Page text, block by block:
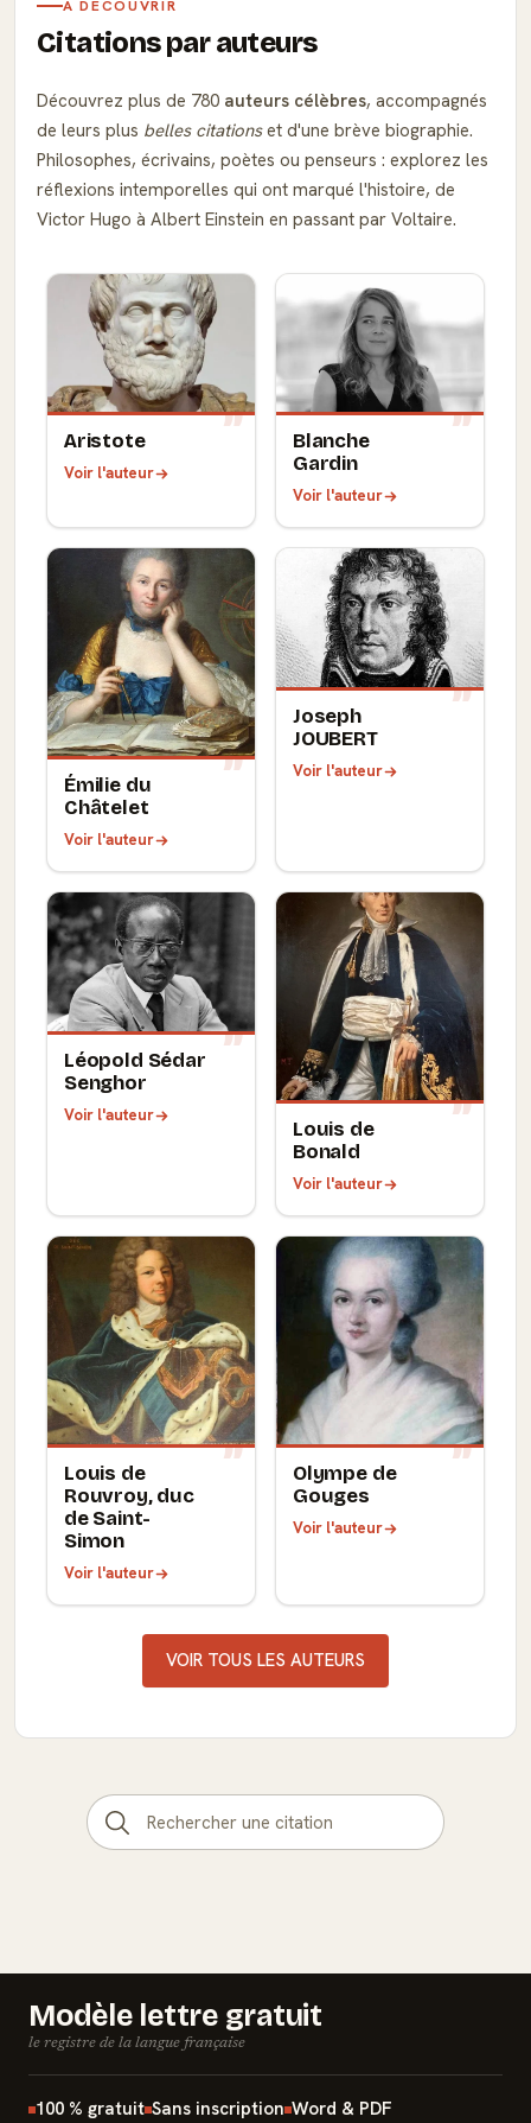
À DÉCOUVRIR
Citations par auteurs
Découvrez plus de 780 auteurs célèbres, accompagnés
de leurs plus belles citationset d'une brève biographie.
Philosophes, écrivains, poètes ou penseurs : explorez les
réflexions intemporelles qui ont marqué l'histoire, de
Victor Hugo à Albert Einstein en passant par Voltaire.
Aristote
Voir l'auteur
Blanche
Gardin
Voir l'auteur
Émilie du
Châtelet
Voir l'auteur
Joseph
JOUBERT
Voir l'auteur
Léopold Sédar
Senghor
Voir l'auteur
Louis de
Bonald
Voir l'auteur
Louis de
Rouvroy, duc
de Saint-
Simon
Voir l'auteur
Olympe de
Gouges
Voir l'auteur
VOIR TOUS LES AUTEURS
Modèle lettre gratuit
le registre de la langue française
100 % gratuit Sans inscription Word & PDF